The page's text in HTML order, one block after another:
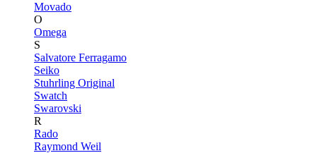
Movado
O
Omega
S
Salvatore Ferragamo
Seiko
Stuhrling Original
Swatch
Swarovski
R
Rado
Raymond Weil